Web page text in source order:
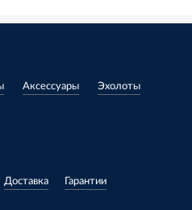
Аксессуары Эхолоты
Доставка Гарантии